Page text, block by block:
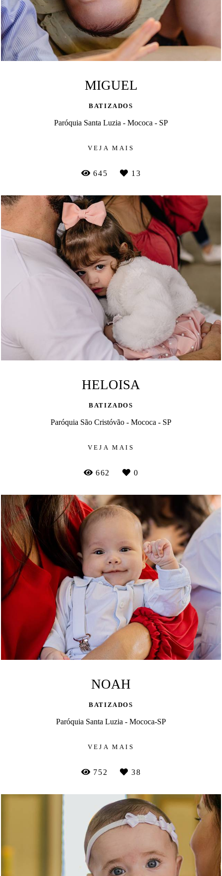
MIGUEL
BATIZADOS
Paróquia Santa Luzia - Mococa - SP
VEJA MAIS
645 13
HELOISA
BATIZADOS
Paróquia São Cristóvão - Mococa - SP
VEJA MAIS
662 0
NOAH
BATIZADOS
Paróquia Santa Luzia - Mococa-SP
VEJA MAIS
752 38